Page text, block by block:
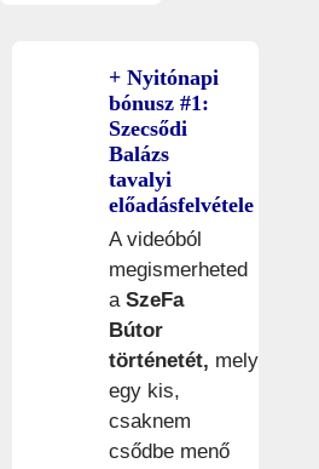
+ Nyitónapi
bónusz #1:
Szecsődi
Balázs
tavalyi
előadásfelvétele
A videóból
megismerheted
a SzeFa
Bútor
történetét, mely
egy kis,
csaknem
csődbe menő